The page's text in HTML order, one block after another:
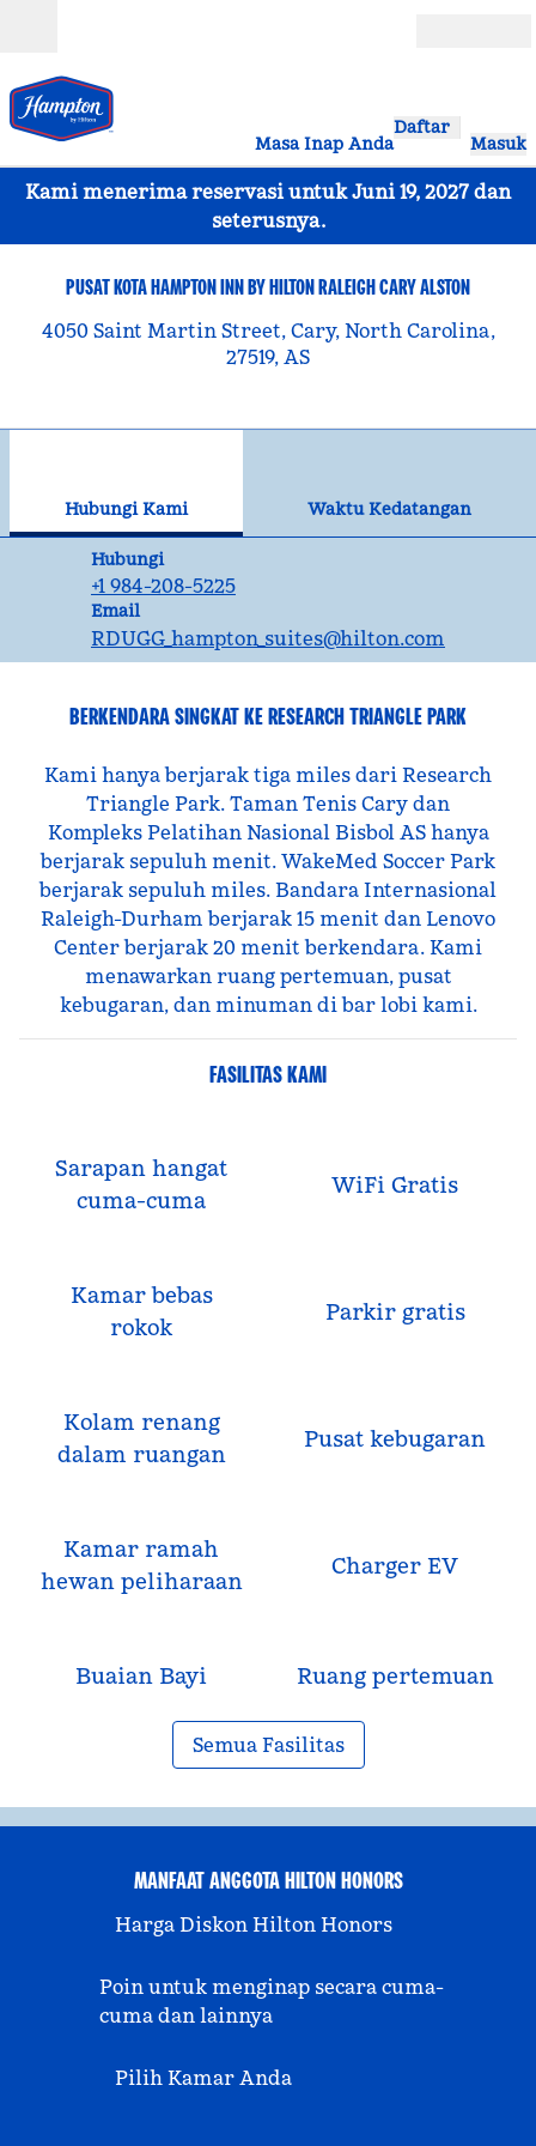
Masa Inap Anda
Daftar
Masuk
Kami menerima reservasi untuk Juni 19, 2027 dan
seterusnya.
PUSAT KOTA HAMPTON INN BY HILTON RALEIGH CARY ALSTON
4050 Saint Martin Street, Cary, North Carolina,
27519, AS
Hubungi Kami
Waktu Kedatangan
Hubungi
Panggilan
+1 984-208-5225
Email
Email
RDUGG_hampton_suites@hilton.com
BERKENDARA SINGKAT KE RESEARCH TRIANGLE PARK
Kami hanya berjarak tiga miles dari Research
Triangle Park. Taman Tenis Cary dan
Kompleks Pelatihan Nasional Bisbol AS hanya
berjarak sepuluh menit. WakeMed Soccer Park
berjarak sepuluh miles. Bandara Internasional
Raleigh-Durham berjarak 15 menit dan Lenovo
Center berjarak 20 menit berkendara. Kami
menawarkan ruang pertemuan, pusat
kebugaran, dan minuman di bar lobi kami.
FASILITAS KAMI
Sarapan hangat
cuma-cuma
WiFi Gratis
Kamar bebas
rokok
Parkir gratis
Kolam renang
dalam ruangan
Pusat kebugaran
Kamar ramah
hewan peliharaan
Charger EV
Buaian Bayi Ruang pertemuan
Semua Fasilitas
MANFAAT ANGGOTA HILTON HONORS
Harga Diskon Hilton Honors
Poin untuk menginap secara cuma-
cuma dan lainnya
Pilih Kamar Anda